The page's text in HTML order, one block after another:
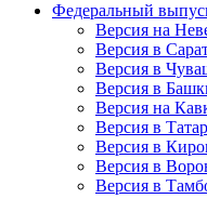
Федеральный
Версия на
Версия в
Версия в
Версия в
Версия на
Версия в
Версия в
Версия в
Версия в